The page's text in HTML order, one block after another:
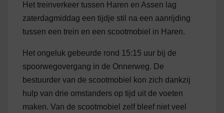
Het treinverkeer tussen Haren en Assen lag
zaterdagmiddag een tijdje stil na een aanrijding
tussen een trein en een scootmobiel in Haren.
Het ongeluk gebeurde rond 15:15 uur bij de
spoorwegovergang in de Onnerweg. De
bestuurder van de scootmobiel kon zich dankzij
hulp van drie omstanders op tijd uit de voeten
maken. Van de scootmobiel zelf bleef niet veel